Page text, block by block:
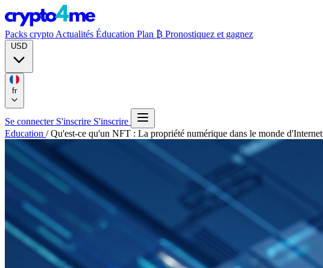
Packs crypto Actualités Éducation Plan ₿ Pronostiquez et gagnez
fr
Se connecter S'inscrire S'inscrire
Education / Qu'est-ce qu'un NFT : La propriété numérique dans le monde d'Internet